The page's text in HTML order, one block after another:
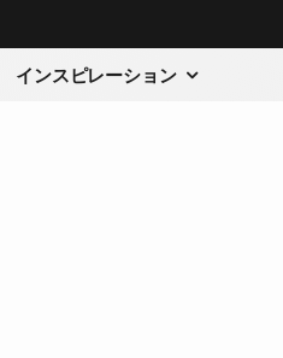
インスピレーション